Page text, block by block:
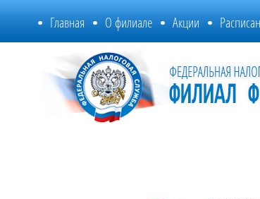
Главная О филиале Акции